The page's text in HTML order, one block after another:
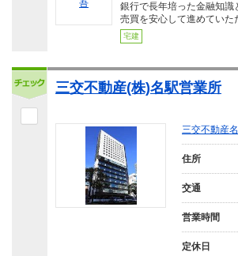
銀行で長年培った金融知
売買を安心して進めてい
宅建
三交不動産(株)名駅営業所
三交不動産
住所
交通
営業時間
定休日